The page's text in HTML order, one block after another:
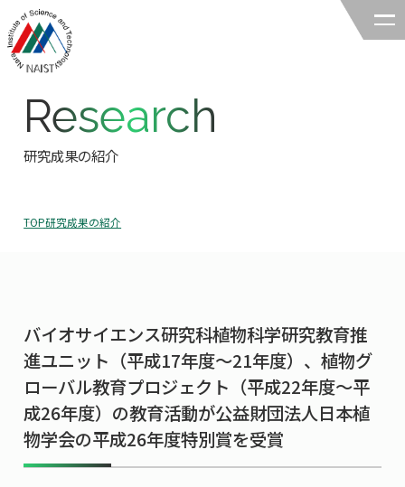
奈良先端科学技術大学院大学
領域の概要・特色
領域賞の紹介
研究室一覧
教員一覧
共用機器・設備紹介
研究成果
教育TOP
研究室への配属
セミナー情報
5年一貫コースの
キャリア
キャリアTOP
就職実績
卒業生の声
入試情報
入試情報TOP
Research
研究成果の紹介
TOP研究成果の紹介
バイオサイエンス研究科植物科学研究教育推
進ユニット（平成17年度～21年度）、植物グ
ローバル教育プロジェクト（平成22年度～平
成26年度）の教育活動が公益財団法人日本植
物学会の平成26年度特別賞を受賞